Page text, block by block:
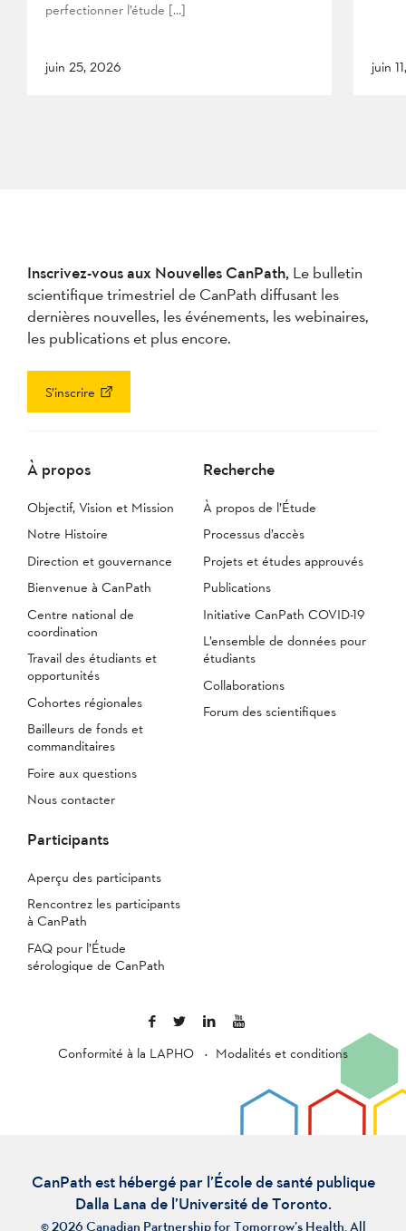
perfectionner l’étude […]
juin 25, 2026 juin
Inscrivez-vous aux Nouvelles CanPath, Le bulletin
scientifique trimestriel de CanPath diffusant les
dernières nouvelles, les événements, les webinaires,
les publications et plus encore.
S’inscrire
À propos
Objectif, Vision et Mission
Notre Histoire
Direction et gouvernance
Bienvenue à CanPath
Centre national de
coordination
Travail des étudiants et
opportunités
Cohortes régionales
Bailleurs de fonds et
commanditaires
Foire aux questions
Nous contacter
Recherche
À propos de l’Étude
Processus d’accès
Projets et études approuvés
Publications
Initiative CanPath COVID-19
L’ensemble de données pour
étudiants
Collaborations
Forum des scientifiques
Participants
Aperçu des participants
Rencontrez les participants
à CanPath
FAQ pour l’Étude
sérologique de CanPath
Conformité à la LAPHO Modalités et conditions
CanPath est hébergé par l’École de santé publique
Dalla Lana de l’Université de Toronto.
© 2026 Canadian Partnership for Tomorrow’s Health. All